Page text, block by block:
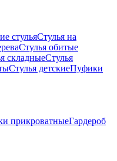
стульяСтулья на
Стулья обитые
складныеСтулья
Стулья детскиеПуфики
прикроватныеГардероб